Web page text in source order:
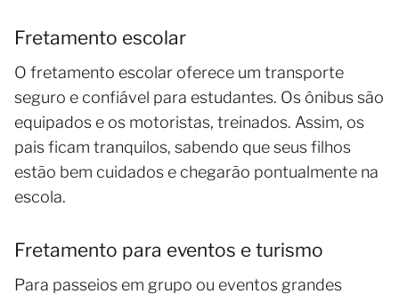
Fretamento escolar
O fretamento escolar oferece um transporte
seguro e confiável para estudantes. Os ônibus são
equipados e os motoristas, treinados. Assim, os
pais ficam tranquilos, sabendo que seus filhos
estão bem cuidados e chegarão pontualmente na
escola.
Fretamento para eventos e turismo
Para passeios em grupo ou eventos grandes